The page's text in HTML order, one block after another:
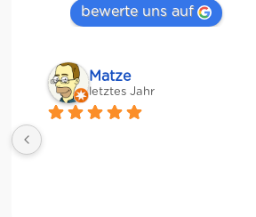
bewerte uns auf
Matze
letztes Jahr